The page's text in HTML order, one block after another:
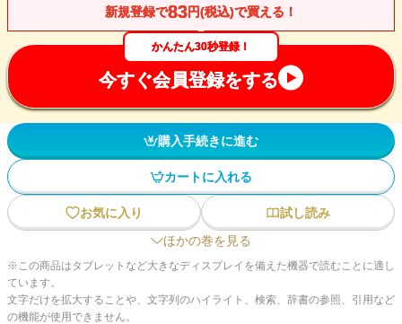
新規登録で83円(税込)で買える！
かんたん30秒登録！
今すぐ会員登録をする
購入手続きに進む
カートに入れる
お気に入り
試し読み
ほかの巻を見る
※この商品はタブレットなど大きなディスプレイを備えた機器で読むことに適し
ています。
文字だけを拡大することや、文字列のハイライト、検索、辞書の参照、引用など
の機能が使用できません。